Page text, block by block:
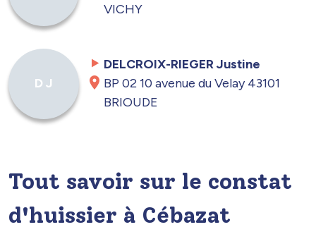
VICHY
D J
DELCROIX-RIEGER Justine
BP 02 10 avenue du Velay 43101
BRIOUDE
Tout savoir sur le constat
d'huissier à Cébazat